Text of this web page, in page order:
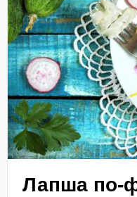
Лапша по-